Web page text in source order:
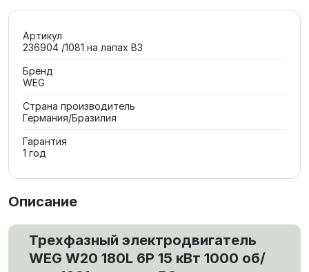
Артикул
236904 /1081 на лапах В3
Бренд
WEG
Страна производитель
Германия/Бразилия
Гарантия
1 год
Описание
Трехфазный электродвигатель
WEG W20 180L 6P 15 кВт 1000 об/